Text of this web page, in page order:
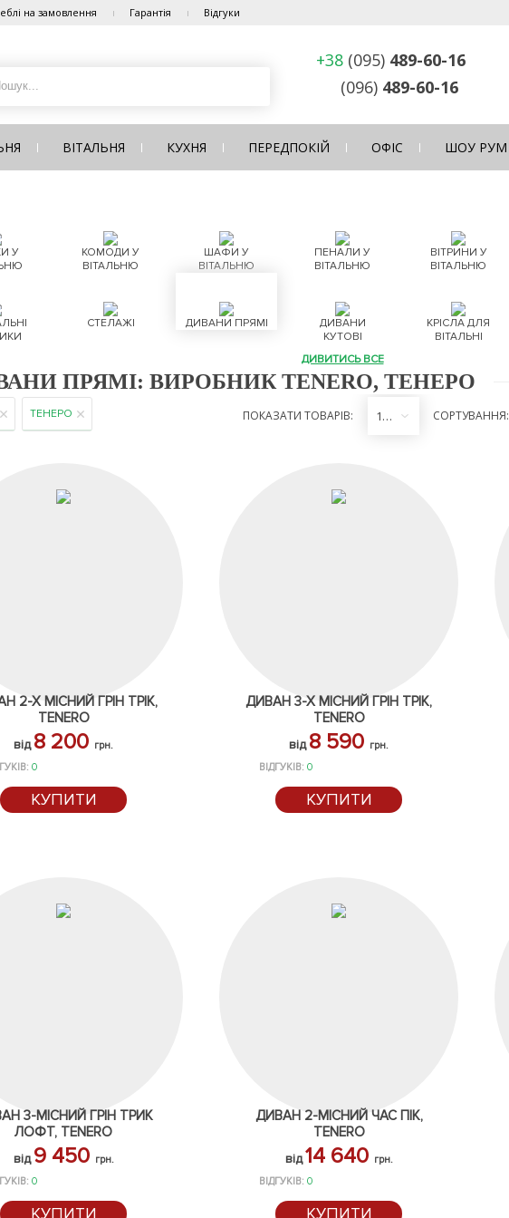
на замовлення Гарантія Відгуки
+38 (095) 489-60-16
(096) 489-60-16
ВІТАЛЬНЯ КУХНЯ ПЕРЕДПОКІЙ ОФІС ШОУ РУМ
У
КОМОДИ У
ВІТАЛЬНЮ
ШАФИ У
ВІТАЛЬНЮ
ПЕНАЛИ У
ВІТАЛЬНЮ
ВІТРИНИ У
ВІТАЛЬНЮ
СТЕЛАЖІ ДИВАНИ ПРЯМІ
ДИВАНИ
КУТОВІ
КРІСЛА ДЛЯ
ВІТАЛЬНІ
ДИВИТИСЬ ВСЕ
ПРЯМІ: ВИРОБНИК TENERO, ТЕНЕРО
ТЕНЕРО ПОКАЗАТИ ТОВАРІВ: 12 СОРТУВАННЯ:
2-Х МІСНИЙ ГРІН ТРІК,
TENERO
від 8 200 грн.
0
КУПИТИ
ДИВАН 3-Х МІСНИЙ ГРІН ТРІК,
TENERO
від 8 590 грн.
ВІДГУКІВ: 0
КУПИТИ
3-МІСНИЙ ГРІН ТРИК
ЛОФТ, TENERO
від 9 450 грн.
0
КУПИТИ
ДИВАН 2-МІСНИЙ ЧАС ПІК,
TENERO
від 14 640 грн.
ВІДГУКІВ: 0
КУПИТИ